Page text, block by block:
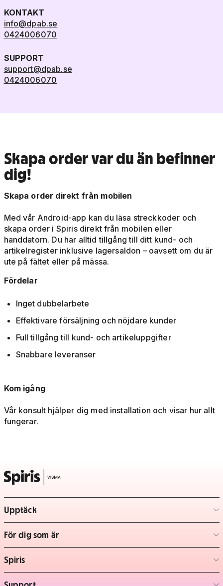
KONTAKT
info@dpab.se
0424006070
SUPPORT
support@dpab.se
0424006070
Skapa order var du än befinner
dig!
Skapa order direkt från mobilen
Med vår Android-app kan du läsa streckkoder och
skapa order i Spiris direkt från mobilen eller
handdatorn. Du har alltid tillgång till ditt kund- och
artikelregister inklusive lagersaldon – oavsett om du är
ute på fältet eller på mässa.
Fördelar
Inget dubbelarbete
Effektivare försäljning och nöjdare kunder
Full tillgång till kund- och artikeluppgifter
Snabbare leveranser
Kom igång
Vår konsult hjälper dig med installation och visar hur allt
fungerar.
Upptäck
– klicka för att expandera lista
För dig som är
– klicka för att expandera lista
Spiris
– klicka för att expandera lista